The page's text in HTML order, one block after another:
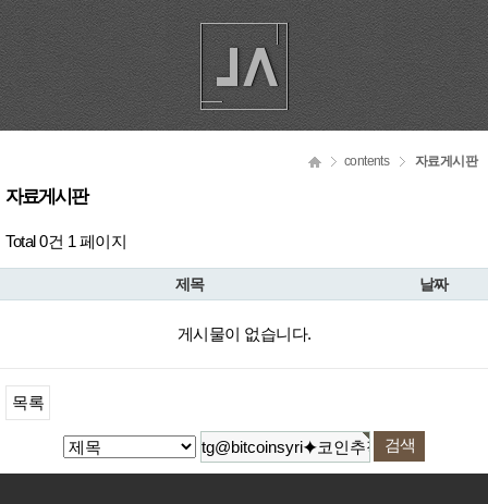
contents 자료게시판
자료게시판
Total 0건 1 페이지
제목 날짜
게시물이 없습니다.
목록